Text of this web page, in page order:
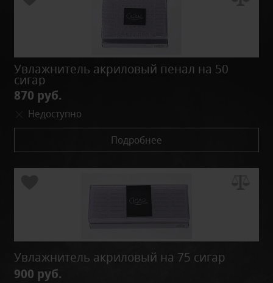
Увлажнитель акриловый пенал на 50
сигар
870 руб.
Недоступно
Подробнее
Увлажнитель акриловый на 75 сигар
900 руб.